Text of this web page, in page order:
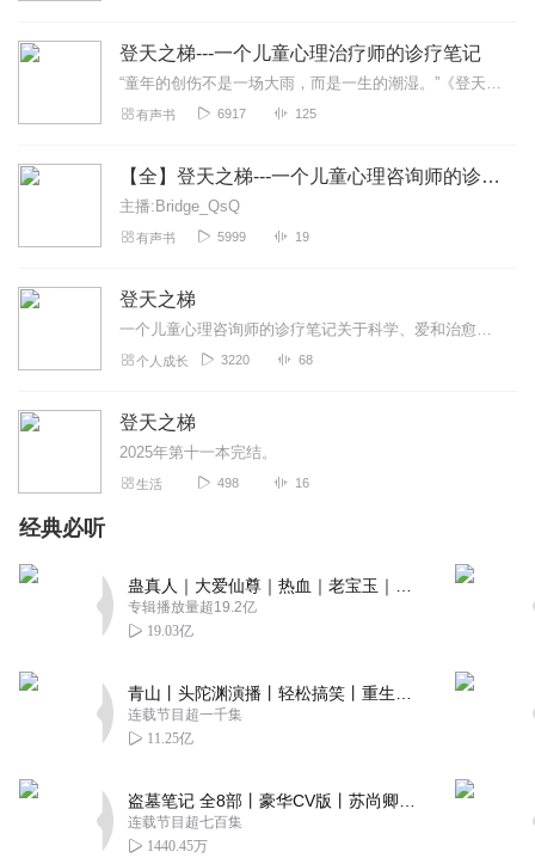
登天之梯---一个儿童心理治疗师的诊疗笔记
“童年的创伤不是一场大雨，而是一生的潮湿。”《登天之梯》是美国著名儿童精神科医师布鲁斯·D.佩里与科学记者迈亚·塞拉维茨共同撰写的经典之作。作为儿童创伤研究院的...
有声书 6917 125
【全】登天之梯---一个儿童心理咨询师的诊疗笔记
主播:Bridge_QsQ
有声书 5999 19
登天之梯
一个儿童心理咨询师的诊疗笔记关于科学、爱和治愈的故事。(美国著名儿童精神科医师，非营利组织“儿童创伤学院”创始人与负责人。)
个人成长 3220 68
登天之梯
2025年第十一本完结。
生活 498 16
经典必听
专辑播放量超19.2亿
19.03亿
连载节目超一千集
11.25亿
连载节目超七百集
1440.45万